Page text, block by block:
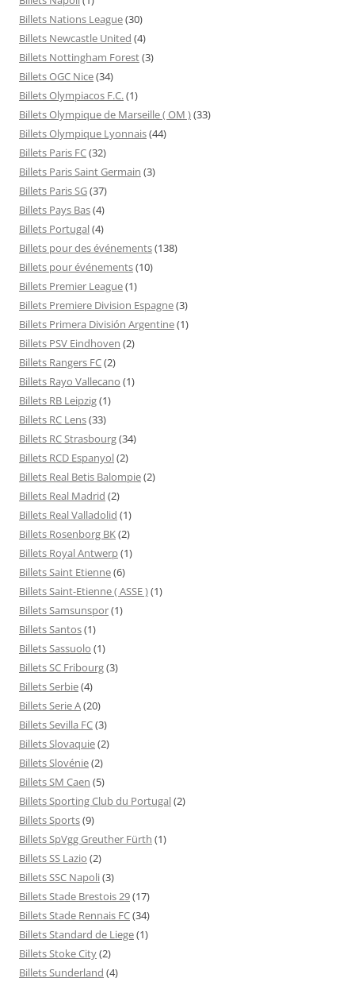
Billets Nations League(30)
Billets Newcastle United (4)
Billets Nottingham Forest(3)
Billets OGC Nice(34)
Billets Olympiacos F.C.(1)
Billets Olympique de Marseille ( OM )(33)
Billets Olympique Lyonnais(44)
Billets Paris FC(32)
Billets Paris Saint Germain (3)
Billets Paris SG(37)
Billets Pays Bas(4)
Billets Portugal(4)
Billets pour des événements(138)
Billets pour événements(10)
Billets Premier League(1)
Billets Premiere Division Espagne(3)
Billets Primera División Argentine(1)
Billets PSV Eindhoven (2)
Billets Rangers FC(2)
Billets Rayo Vallecano (1)
Billets RB Leipzig(1)
Billets RC Lens(33)
Billets RC Strasbourg(34)
Billets RCD Espanyol(2)
Billets Real Betis Balompie(2)
Billets Real Madrid (2)
Billets Real Valladolid (1)
Billets Rosenborg BK(2)
Billets Royal Antwerp(1)
Billets Saint Etienne(6)
Billets Saint-Etienne ( ASSE )(1)
Billets Samsunspor(1)
Billets Santos(1)
Billets Sassuolo (1)
Billets SC Fribourg(3)
Billets Serbie(4)
Billets Serie A(20)
Billets Sevilla FC(3)
Billets Slovaquie(2)
Billets Slovénie(2)
Billets SM Caen (5)
Billets Sporting Club du Portugal(2)
Billets Sports(9)
Billets SpVgg Greuther Fürth (1)
Billets SS Lazio (2)
Billets SSC Napoli(3)
Billets Stade Brestois 29(17)
Billets Stade Rennais FC(34)
Billets Standard de Liege(1)
Billets Stoke City(2)
Billets Sunderland (4)